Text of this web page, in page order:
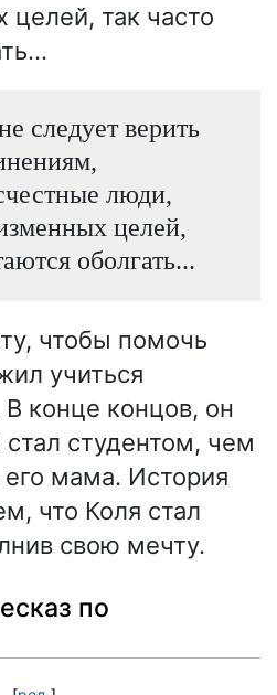
целей, так часто
следует верить
люди,
целей,
оболгать...
чтобы помочь
учиться
конце концов, он
студентом, чем
его мама. История
что Коля стал
свою мечту.
по